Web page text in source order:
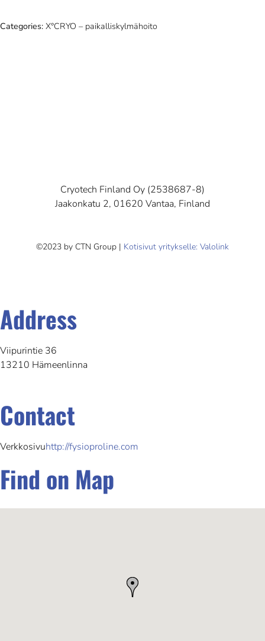
Categories: X°CRYO – paikalliskylmähoito
Cryotech Finland Oy (2538687-8)
Jaakonkatu 2, 01620 Vantaa, Finland
©2023 by CTN Group | Kotisivut yritykselle: Valolink
Address
Viipurintie 36
13210 Hämeenlinna
Contact
Verkkosivuhttp://fysioproline.com
Find on Map